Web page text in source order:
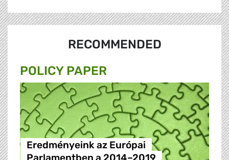
RECOMMENDED
POLICY PAPER
Eredményeink az Európai